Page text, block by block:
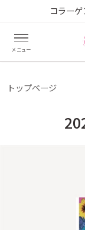
コラー
トップページ